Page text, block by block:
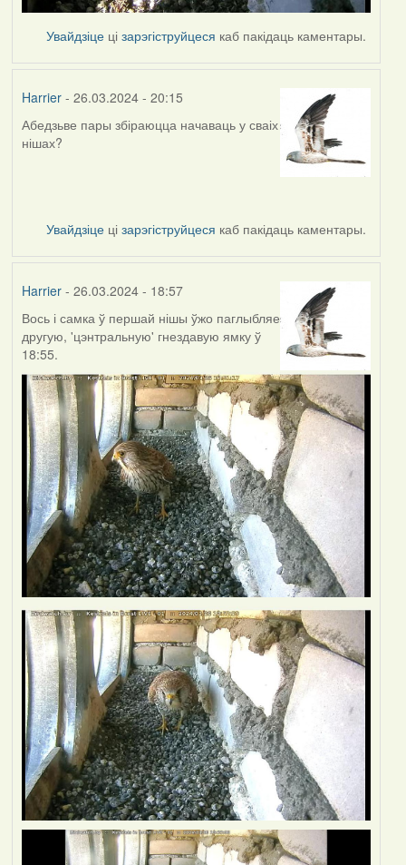
Увайдзіце цізарэгіструйцеся каб пакідаць каментары.
Harrier- 26.03.2024 - 20:15
Абедзьве пары збіраюцца начаваць у сваіх
нішах?
Увайдзіце цізарэгіструйцеся каб пакідаць каментары.
Harrier- 26.03.2024 - 18:57
Вось і самка ў першай нішы ўжо паглыбляе
другую, 'цэнтральную' гнездавую ямку ў
18:55.